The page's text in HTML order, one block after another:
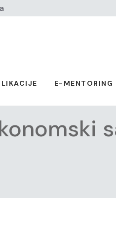
E-MENTORING